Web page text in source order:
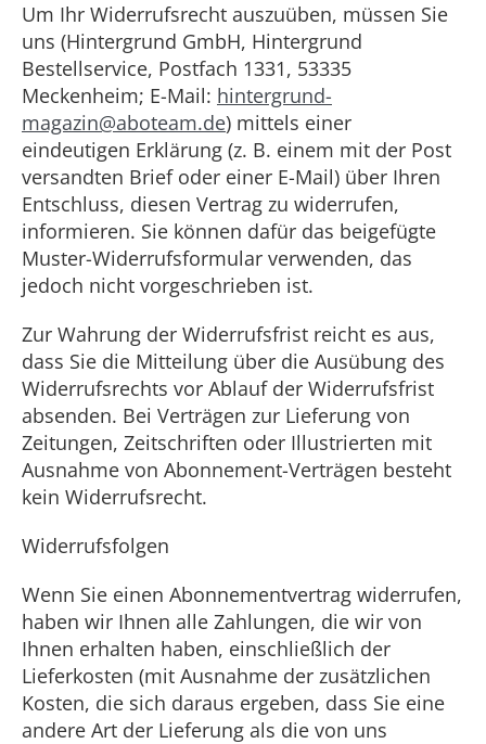
Um Ihr Widerrufsrecht auszuüben, müssen Sie
uns (Hintergrund GmbH, Hintergrund
Bestellservice, Postfach 1331, 53335
Meckenheim; E-Mail: hintergrund-
magazin@aboteam.de) mittels einer
eindeutigen Erklärung (z. B. einem mit der Post
versandten Brief oder einer E-Mail) über Ihren
Entschluss, diesen Vertrag zu widerrufen,
informieren. Sie können dafür das beigefügte
Muster-Widerrufsformular verwenden, das
jedoch nicht vorgeschrieben ist.
Zur Wahrung der Widerrufsfrist reicht es aus,
dass Sie die Mitteilung über die Ausübung des
Widerrufsrechts vor Ablauf der Widerrufsfrist
absenden. Bei Verträgen zur Lieferung von
Zeitungen, Zeitschriften oder Illustrierten mit
Ausnahme von Abonnement-Verträgen besteht
kein Widerrufsrecht.
Widerrufsfolgen
Wenn Sie einen Abonnementvertrag widerrufen,
haben wir Ihnen alle Zahlungen, die wir von
Ihnen erhalten haben, einschließlich der
Lieferkosten (mit Ausnahme der zusätzlichen
Kosten, die sich daraus ergeben, dass Sie eine
andere Art der Lieferung als die von uns